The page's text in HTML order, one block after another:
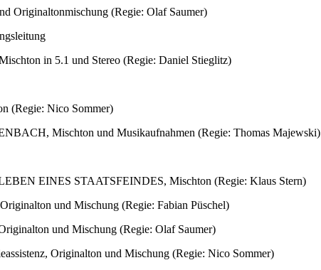
Originaltonmischung (Regie: Olaf Saumer)
in 5.1 und Stereo (Regie: Daniel Stieglitz)
(Regie: Nico Sommer)
Mischton und Musikaufnahmen (Regie: Thomas Majewski)
EINES STAATSFEINDES, Mischton (Regie: Klaus Stern)
und Mischung (Regie: Fabian Püschel)
und Mischung (Regie: Olaf Saumer)
Originalton und Mischung (Regie: Nico Sommer)